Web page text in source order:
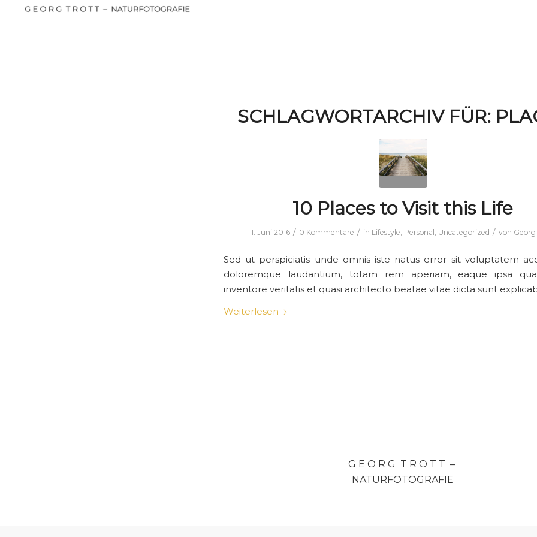
SCHLAGWORTARCHIV FÜR:
10 Places to Visit this Life
1. Juni 2016 / 0 Kommentare / in Lifestyle, Personal , Uncategorized / von
Sed ut perspiciatis unde omnis iste natus error sit voluptatem
doloremque laudantium, totam rem aperiam, eaque ipsa
inventore veritatis et quasi architecto beatae vitae dicta sunt
Weiterlesen
G E O R G T R O T T –
NATURFOTOGRAFIE